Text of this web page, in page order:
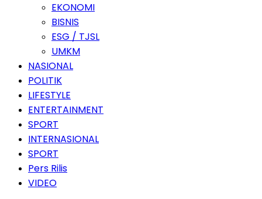
EKONOMI
BISNIS
ESG / TJSL
UMKM
NASIONAL
POLITIK
LIFESTYLE
ENTERTAINMENT
SPORT
INTERNASIONAL
SPORT
Pers Rilis
VIDEO